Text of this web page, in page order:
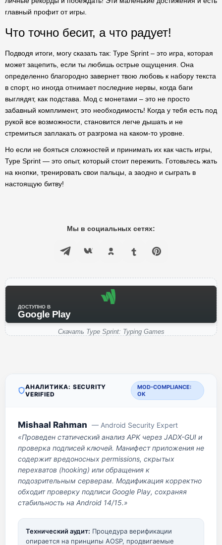
главный профит от игры.
Что точно бесит, а что радует!
Подводя итоги, могу сказать так: Type Sprint – это игра, которая
может зацепить, если ты любишь острые ощущения. Она
определенно благородно завернет твою любовь к набору текста
в спорт, но иногда отнимает последние нервы, когда баги
выглядят, как подстава. Мод с монетами – это не просто
забавный комплимент, это необходимость! Когда у тебя есть под
рукой все возможности, становится легче дышать и не
стремиться заплакать от разгрома на каком-то уровне.
Но если не бояться сложностей и принимать их как часть игры,
Type Sprint — это опыт, который стоит пережить. Готовьтесь жать
на кнопки, тренировать свои пальцы, а заодно и сыграть в
настоящую битву!
Мы в социальных сетях:
ДОСТУПНО В
Google Play
Скачать Type Sprint: Typing Games
АНАЛИТИКА: SECURITY
VERIFIED
MOD-COMPLIANCE:
OK
Mishaal Rahman — Android Security Expert
«Проведен статический анализ APK через JADX-GUI и
проверка подписей ключей. Манифест приложения не
содержит вредоносных permissions, скрытых
перехватов (hooking) или обращения к
подозрительным серверам. Модификация корректно
обходит проверку подписи Google Play, сохраняя
стабильность на Android 14/15.»
Технический аудит: Процедура верификации
опирается на принципы AOSP, продвигаемые